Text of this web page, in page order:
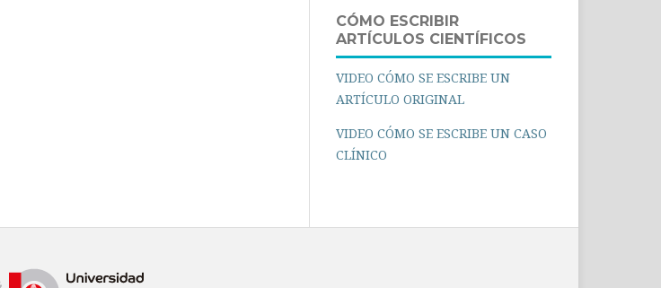
CÓMO ESCRIBIR
ARTÍCULOS CIENTÍFICOS
VIDEO CÓMO SE ESCRIBE UN
ARTÍCULO ORIGINAL
VIDEO CÓMO SE ESCRIBE UN CASO
CLÍNICO